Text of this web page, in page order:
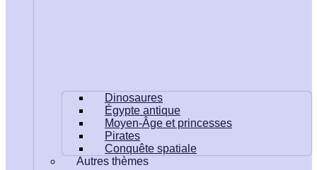
Dinosaures
Égypte antique
Moyen-Âge et princesses
Pirates
Conquête spatiale
Autres thèmes